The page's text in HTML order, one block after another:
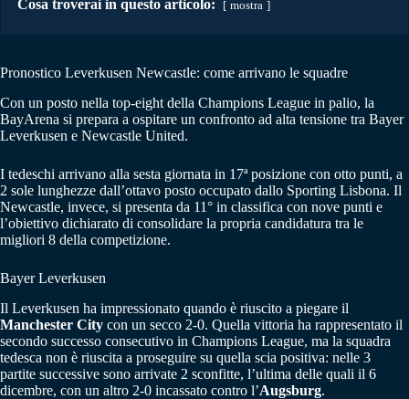
Cosa troverai in questo articolo: mostra
Pronostico Leverkusen Newcastle: come arrivano le squadre
Con un posto nella top-eight della Champions League in palio, la
BayArena si prepara a ospitare un confronto ad alta tensione tra Bayer
Leverkusen e Newcastle United.
I tedeschi arrivano alla sesta giornata in 17ª posizione con otto punti, a
2 sole lunghezze dall’ottavo posto occupato dallo Sporting Lisbona. Il
Newcastle, invece, si presenta da 11° in classifica con nove punti e
l’obiettivo dichiarato di consolidare la propria candidatura tra le
migliori 8 della competizione.
Bayer Leverkusen
Il Leverkusen ha impressionato quando è riuscito a piegare il
Manchester City con un secco 2-0. Quella vittoria ha rappresentato il
secondo successo consecutivo in Champions League, ma la squadra
tedesca non è riuscita a proseguire su quella scia positiva: nelle 3
partite successive sono arrivate 2 sconfitte, l’ultima delle quali il 6
dicembre, con un altro 2-0 incassato contro l’Augsburg.